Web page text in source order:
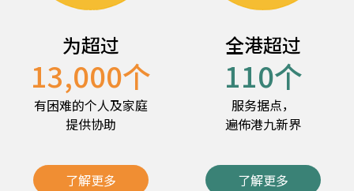
为超过
13,000个
有困难的个人及家庭
提供协助
了解更多
全港超过
110个
服务据点，
遍佈港九新界
了解更多